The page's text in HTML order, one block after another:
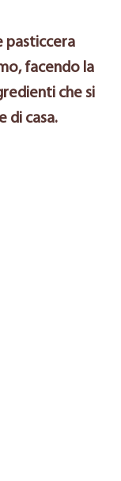
pasticcera
facendo la
che si
di casa.